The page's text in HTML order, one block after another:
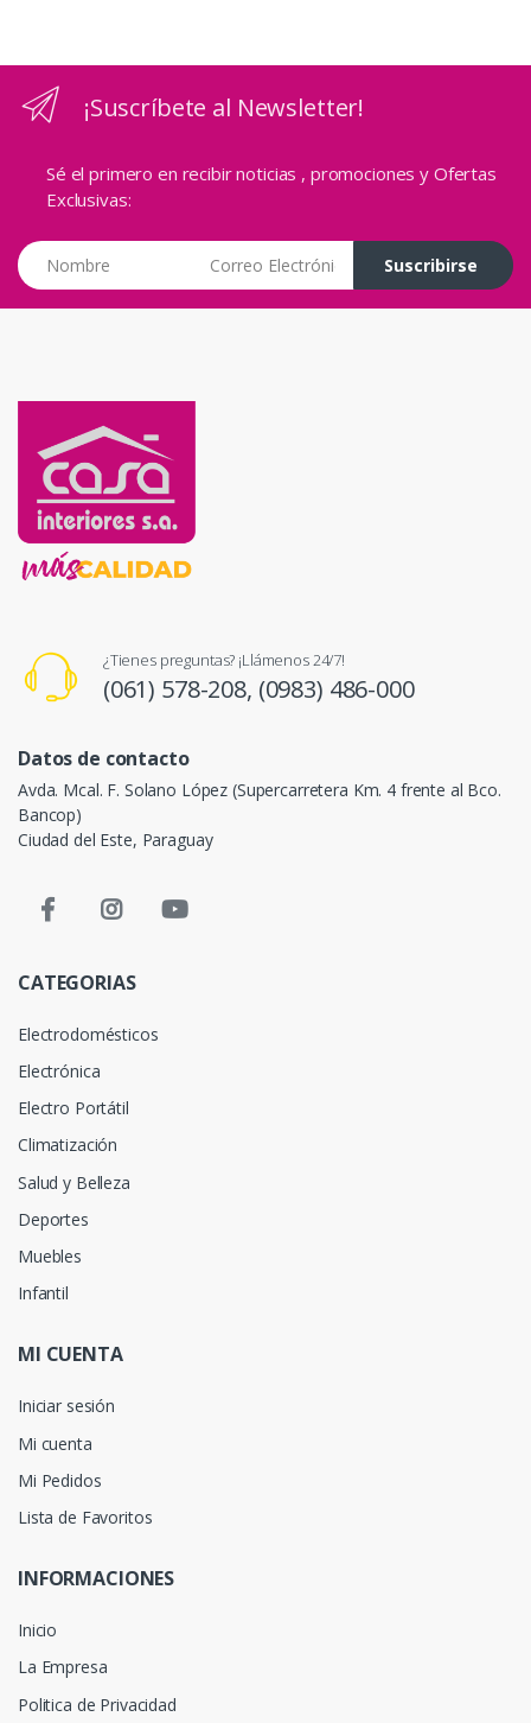
¡Suscríbete al Newsletter!
Sé el primero en recibir noticias , promociones y Ofertas
Exclusivas:
Suscribirse
¿Tienes preguntas? ¡Llámenos 24/7!
(061) 578-208, (0983) 486-000
Datos de contacto
Avda. Mcal. F. Solano López (Supercarretera Km. 4 frente al Bco.
Bancop)
Ciudad del Este, Paraguay
CATEGORIAS
Electrodomésticos
Electrónica
Electro Portátil
Climatización
Salud y Belleza
Deportes
Muebles
Infantil
MI CUENTA
Iniciar sesión
Mi cuenta
Mi Pedidos
Lista de Favoritos
INFORMACIONES
Inicio
La Empresa
Politica de Privacidad